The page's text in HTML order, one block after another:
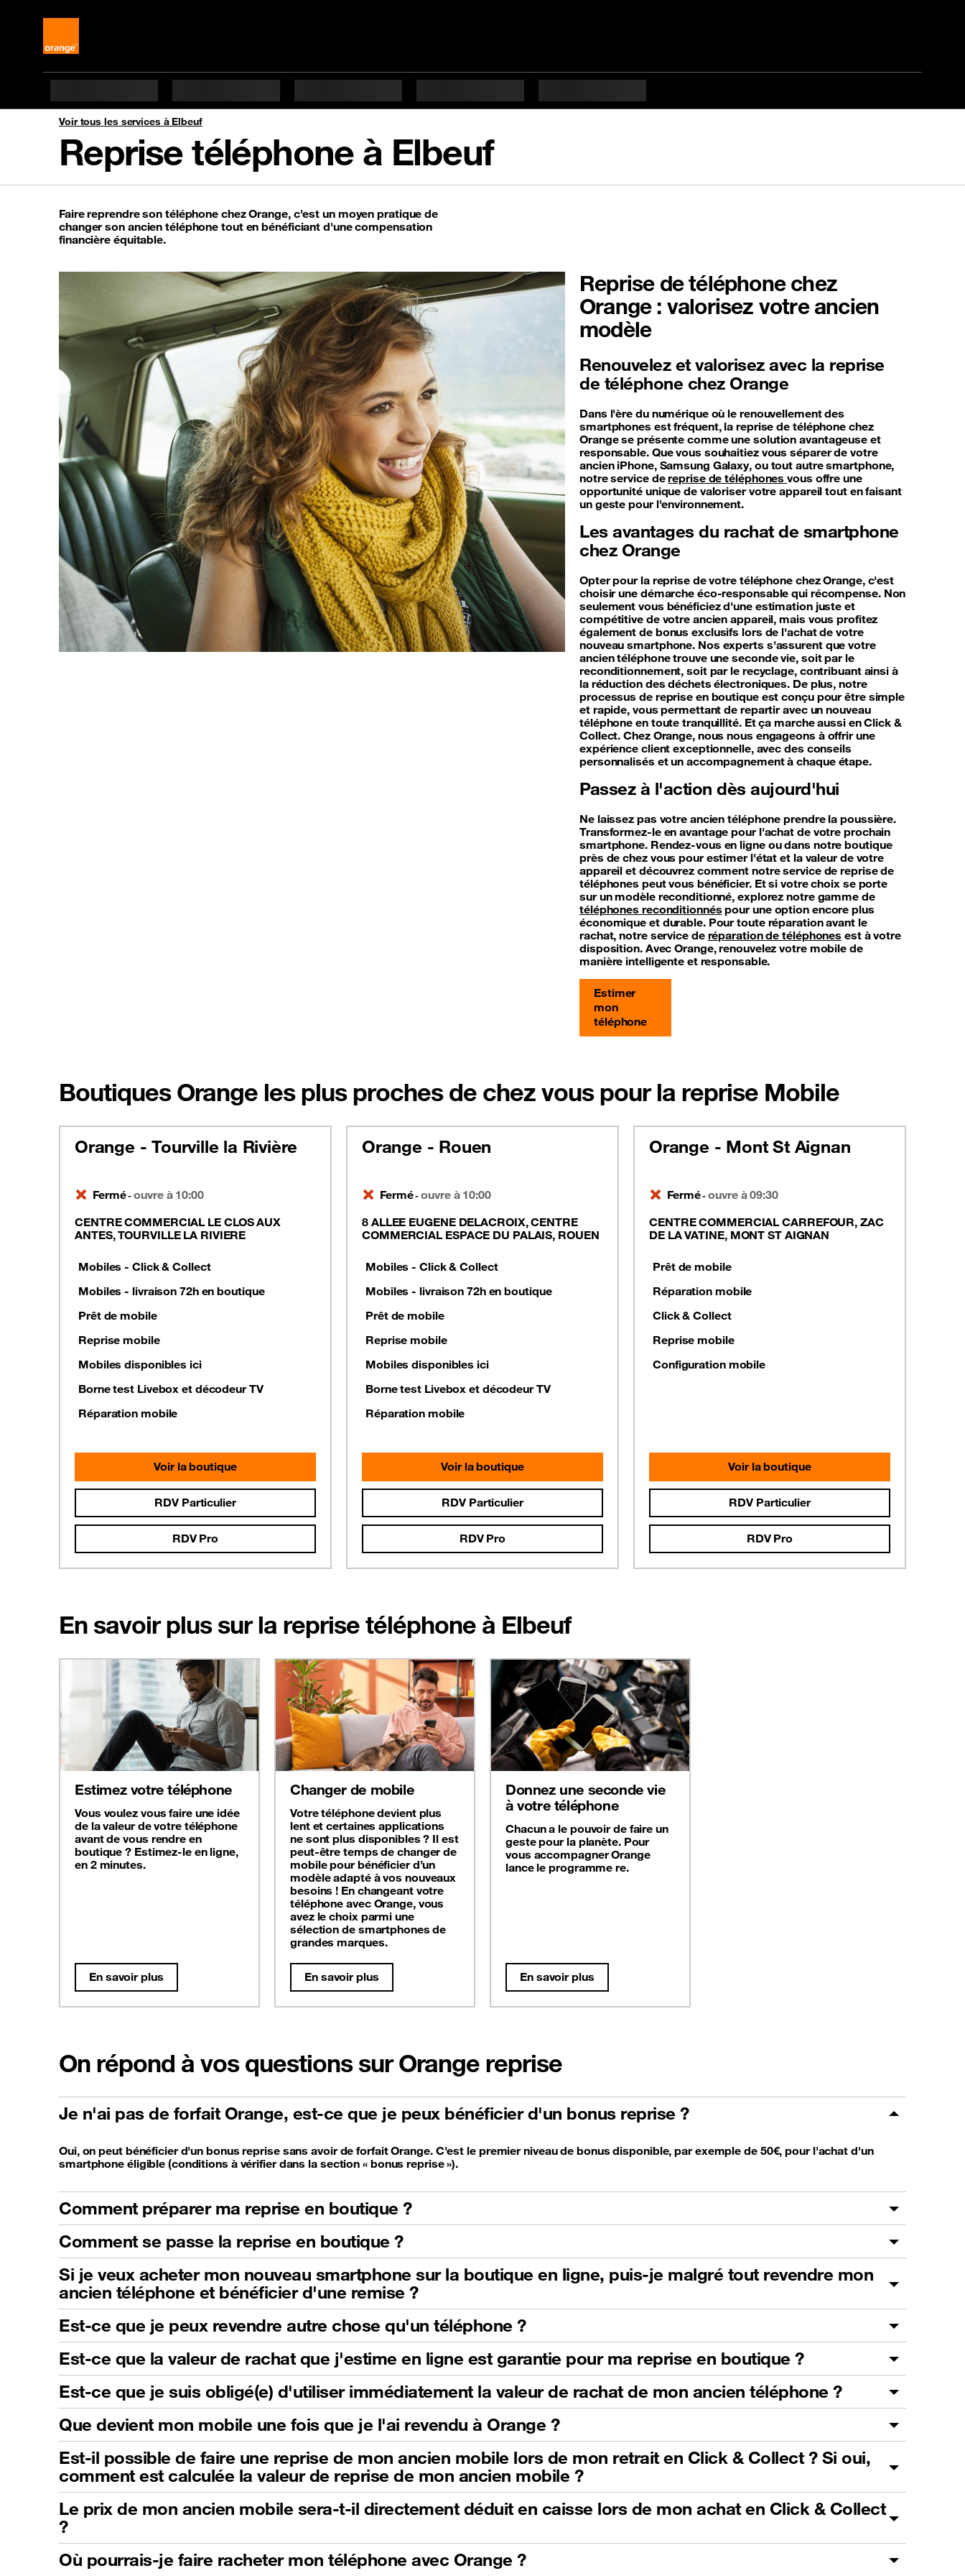
Voir tous les services à Elbeuf
Reprise téléphone à Elbeuf
Faire reprendre son téléphone chez Orange, c'est un moyen pratique de
changer son ancien téléphone tout en bénéficiant d'une compensation
financière équitable.
Reprise de téléphone chez
Orange : valorisez votre ancien
modèle
Renouvelez et valorisez avec la reprise
de téléphone chez Orange
Dans l'ère du numérique où le renouvellement des
smartphones est fréquent, la reprise de téléphone chez
Orange se présente comme une solution avantageuse et
responsable. Que vous souhaitiez vous séparer de votre
ancien iPhone, Samsung Galaxy, ou tout autre smartphone,
notre service dereprise de téléphonesvous offre une
opportunité unique de valoriser votre appareil tout en faisant
un geste pour l'environnement.
Les avantages du rachat de smartphone
chez Orange
Opter pour la reprise de votre téléphone chez Orange, c'est
choisir une démarche éco-responsable qui récompense. Non
seulement vous bénéficiez d'une estimation juste et
compétitive de votre ancien appareil, mais vous profitez
également de bonus exclusifs lors de l'achat de votre
nouveau smartphone. Nos experts s'assurent que votre
ancien téléphone trouve une seconde vie, soit par le
reconditionnement, soit par le recyclage, contribuant ainsi à
la réduction des déchets électroniques. De plus, notre
processus de reprise en boutique est conçu pour être simple
et rapide, vous permettant de repartir avec un nouveau
téléphone en toute tranquillité. Et ça marche aussi en Click &
Collect. Chez Orange, nous nous engageons à offrir une
expérience client exceptionnelle, avec des conseils
personnalisés et un accompagnement à chaque étape.
Passez à l'action dès aujourd'hui
Ne laissez pas votre ancien téléphone prendre la poussière.
Transformez-le en avantage pour l'achat de votre prochain
smartphone. Rendez-vous en ligne ou dans notre boutique
près de chez vous pour estimer l'état et la valeur de votre
appareil et découvrez comment notre service de reprise de
téléphones peut vous bénéficier. Et si votre choix se porte
sur un modèle reconditionné, explorez notre gamme de
téléphones reconditionnés pour une option encore plus
économique et durable. Pour toute réparation avant le
rachat, notre service de réparation de téléphones est à votre
disposition. Avec Orange, renouvelez votre mobile de
manière intelligente et responsable.
Estimer
mon
téléphone
Boutiques Orange les plus proches de chez vous pour la reprise Mobile
Orange - Tourville la Rivière
Fermé-ouvre à 10:00
CENTRE COMMERCIAL LE CLOS AUX
ANTES, TOURVILLE LA RIVIERE
Mobiles - Click & Collect
Mobiles - livraison 72h en boutique
Prêt de mobile
Reprise mobile
Mobiles disponibles ici
Borne test Livebox et décodeur TV
Réparation mobile
Voir la boutique
RDV Particulier
RDV Pro
Orange - Rouen
Fermé-ouvre à 10:00
8 ALLEE EUGENE DELACROIX, CENTRE
COMMERCIAL ESPACE DU PALAIS, ROUEN
Mobiles - Click & Collect
Mobiles - livraison 72h en boutique
Prêt de mobile
Reprise mobile
Mobiles disponibles ici
Borne test Livebox et décodeur TV
Réparation mobile
Voir la boutique
RDV Particulier
RDV Pro
Orange - Mont St Aignan
Fermé-ouvre à 09:30
CENTRE COMMERCIAL CARREFOUR, ZAC
DE LA VATINE, MONT ST AIGNAN
Prêt de mobile
Réparation mobile
Click & Collect
Reprise mobile
Configuration mobile
Voir la boutique
RDV Particulier
RDV Pro
En savoir plus sur la reprise téléphone à Elbeuf
Estimez votre téléphone
Vous voulez vous faire une idée
de la valeur de votre téléphone
avant de vous rendre en
boutique ? Estimez-le en ligne,
en 2 minutes.
En savoir plus
Changer de mobile
Votre téléphone devient plus
lent et certaines applications
ne sont plus disponibles ? Il est
peut-être temps de changer de
mobile pour bénéficier d’un
modèle adapté à vos nouveaux
besoins ! En changeant votre
téléphone avec Orange, vous
avez le choix parmi une
sélection de smartphones de
grandes marques.
En savoir plus
Donnez une seconde vie
à votre téléphone
Chacun a le pouvoir de faire un
geste pour la planète. Pour
vous accompagner Orange
lance le programme re.
En savoir plus
On répond à vos questions sur Orange reprise
Je n'ai pas de forfait Orange, est-ce que je peux bénéficier d'un bonus reprise ?
Oui, on peut bénéficier d'un bonus reprise sans avoir de forfait Orange. C'est le premier niveau de bonus disponible, par exemple de 50€, pour l'achat d'un
smartphone éligible (conditions à vérifier dans la section « bonus reprise »).
Comment préparer ma reprise en boutique ?
Comment se passe la reprise en boutique ?
Si je veux acheter mon nouveau smartphone sur la boutique en ligne, puis-je malgré tout revendre mon
ancien téléphone et bénéficier d'une remise ?
Est-ce que je peux revendre autre chose qu'un téléphone ?
Est-ce que la valeur de rachat que j'estime en ligne est garantie pour ma reprise en boutique ?
Est-ce que je suis obligé(e) d'utiliser immédiatement la valeur de rachat de mon ancien téléphone ?
Que devient mon mobile une fois que je l'ai revendu à Orange ?
Est-il possible de faire une reprise de mon ancien mobile lors de mon retrait en Click & Collect ? Si oui,
comment est calculée la valeur de reprise de mon ancien mobile ?
Le prix de mon ancien mobile sera-t-il directement déduit en caisse lors de mon achat en Click & Collect
?
Où pourrais-je faire racheter mon téléphone avec Orange ?